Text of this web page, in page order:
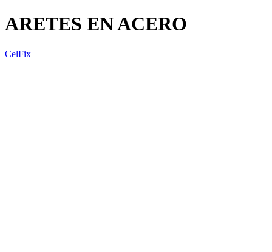
ARETES EN ACERO
CelFix